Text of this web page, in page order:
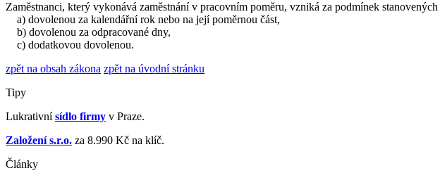
Zaměstnanci, který vykonává zaměstnání v pracovním poměru, vzniká za podmínek
a) dovolenou za kalendářní rok nebo na její poměrnou část,
b) dovolenou za odpracované dny,
c) dodatkovou dovolenou.
zpět na obsah zákona zpět na úvodní stránku
Tipy
Lukrativnísídlo firmy v Praze.
Založení s.r.o. za 8.990 Kč na klíč.
Články